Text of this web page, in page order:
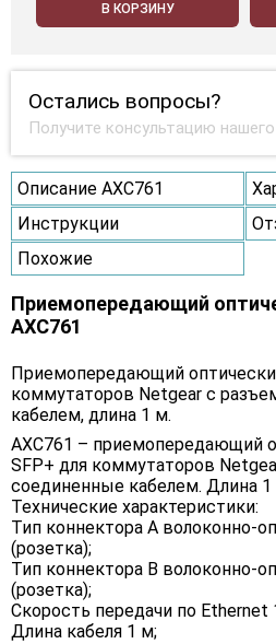
В КОРЗИНУ
Остались вопросы?
Получите консультацию
Описание AXC761
Инструкции
Похожие
Приемопередающий
AXC761
Приемопередающий
коммутаторов Netgear с
кабелем, длина 1 м.
AXC761 – приемопередающий
SFP+ для коммутаторов
соединенные кабелем. Длина 1
Технические характеристики:
Тип коннектора A волоконно-
(розетка);
Тип коннектора B волоконно-
(розетка);
Скорость передачи по Ethernet
Длина кабеля 1 м;